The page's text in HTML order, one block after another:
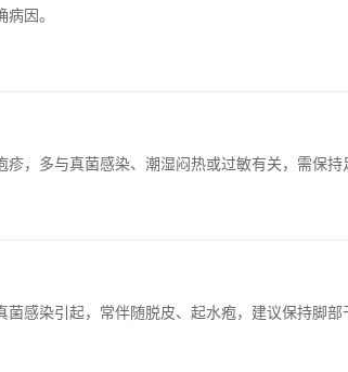
因。
，多与真菌感染、潮湿闷热或过敏有关，需保持
感染引起，常伴随脱皮、起水疱，建议保持脚部